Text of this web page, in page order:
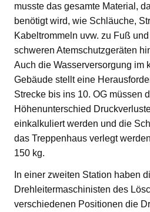
musste das gesamte Material,
benötigt wird, wie Schläuche,
Kabeltrommeln uvw. zu Fuß
schweren Atemschutzgeräten
Auch die Wasserversorgung im
Gebäude stellt eine
Strecke bis ins 10. OG müssen
Höhenunterschied
einkalkuliert werden und die
das Treppenhaus verlegt
150 kg.
In einer zweiten Station haben
Drehleitermaschinisten des
verschiedenen Positionen die